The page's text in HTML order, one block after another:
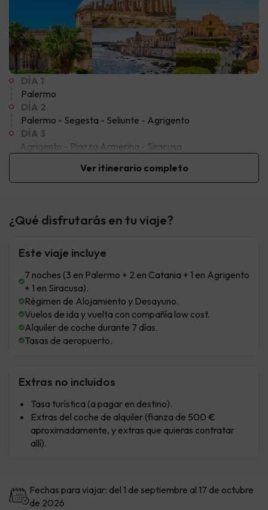
DÍA 1
Palermo
DÍA 2
Palermo - Segesta - Seliunte - Agrigento
DÍA 3
Agrigento - Piazza Armerina - Siracusa
Ver itinerario completo
¿Qué disfrutarás en tu viaje?
Este viaje incluye
7 noches (3 en Palermo + 2 en Catania + 1 en Agrigento
+ 1 en Siracusa).
Régimen de Alojamiento y Desayuno.
Vuelos de ida y vuelta con compañía low cost.
Alquiler de coche durante 7 días.
Tasas de aeropuerto.
Extras no incluidos
Tasa turística (a pagar en destino).
Extras del coche de alquiler (fianza de 500 €
aproximadamente, y extras que quieras contratar
allí).
Fechas para viajar: del 1 de septiembre al 17 de octubre
de 2026